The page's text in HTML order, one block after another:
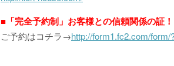
■「完全予約制」お客様との信頼関係の証
ご予約はコチラ→http://form1.fc2.com/form/